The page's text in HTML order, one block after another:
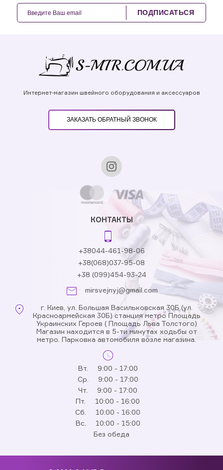
ПОДПИСАТЬСЯ
Интернет-магазин швейного оборудования и аксессуаров
ЗАКАЗАТЬ ОБРАТНЫЙ ЗВОНОК
КОНТАКТЫ
+38044-461-98-06
+38(068)037-95-08
+38 (099)454-93-24
mirsvejnyj@gmail.com
г. Киев, ул. Большая Васильковская 30Б (ул.
Красноармейская 30Б) станция метро Площадь
Украинских Героев ( Площадь Льва Толстого)
Магазин находится в 5-ти минутах ходьбы от
метро. Парковка автомобиля возле магазина.
Вт.
9:00 - 17:00
Ср.
9:00 - 17:00
Чт.
9:00 - 17:00
Пт.
10:00 - 16:00
Сб.
10:00 - 16:00
Вс.
10:00 - 15:00
Без обеда